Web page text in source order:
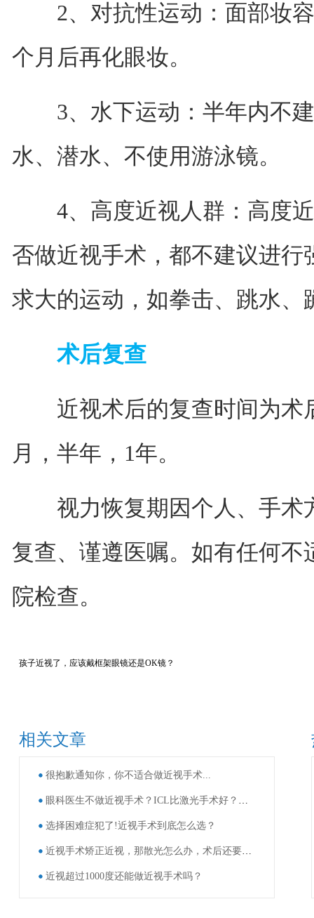
2、对抗性运动：面部妆容
个月后再化眼妆。
3、水下运动：半年内不建
水、潜水、不使用游泳镜。
4、高度近视人群：高度近
否做近视手术，都不建议进
求大的运动，如拳击、跳水、
术后复查
近视术后的复查时间为术
月，半年，1年。
视力恢复期因个人、手术
复查、谨遵医嘱。如有任何
院检查。
孩子近视了，应该戴框架眼镜还是OK镜？
相关文章
很抱歉通知你，你不适合做近视手术...
眼科医生不做近视手术？ICL比激光手术好？这些近视手术谣言，别再信了！
选择困难症犯了!近视手术到底怎么选？
近视手术矫正近视，那散光怎么办，术后还要戴眼镜吗？
近视超过1000度还能做近视手术吗？